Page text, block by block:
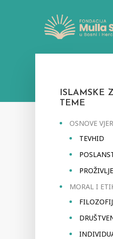
ISLAMSKE
TEME
OSNOVE
TEVHID
MORAL I